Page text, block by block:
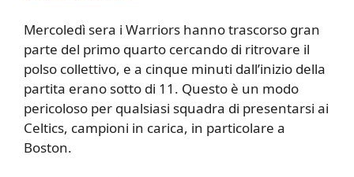
Mercoledì sera i Warriors hanno trascorso gran
parte del primo quarto cercando di ritrovare il
polso collettivo, e a cinque minuti dall’inizio della
partita erano sotto di 11. Questo è un modo
pericoloso per qualsiasi squadra di presentarsi ai
Celtics, campioni in carica, in particolare a
Boston.